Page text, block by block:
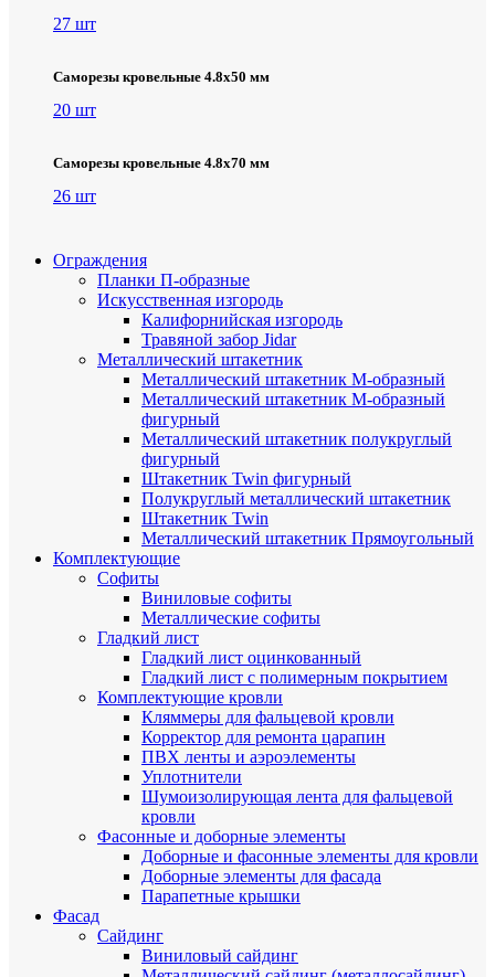
27 шт
Саморезы кровельные 4.8х50 мм
20 шт
Саморезы кровельные 4.8х70 мм
26 шт
Ограждения
Планки П-образные
Искусственная изгородь
Калифорнийская изгородь
Травяной забор Jidar
Металлический штакетник
Металлический штакетник М-образный
Металлический штакетник М-образный
фигурный
Металлический штакетник полукруглый
фигурный
Штакетник Twin фигурный
Полукруглый металлический штакетник
Штакетник Twin
Металлический штакетник Прямоугольный
Комплектующие
Cофиты
Виниловые софиты
Металлические софиты
Гладкий лист
Гладкий лист оцинкованный
Гладкий лист с полимерным покрытием
Комплектующие кровли
Кляммеры для фальцевой кровли
Корректор для ремонта царапин
ПВХ ленты и аэроэлементы
Уплотнители
Шумоизолирующая лента для фальцевой
кровли
Фасонные и доборные элементы
Доборные и фасонные элементы для кровли
Доборные элементы для фасада
Парапетные крышки
Фасад
Сайдинг
Виниловый сайдинг